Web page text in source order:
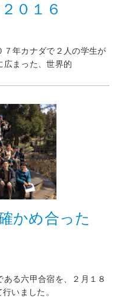
０１６
年カナダで２人の学生が
広まった、世界的
かめ合った
る六甲合宿を、２月１８
いました。